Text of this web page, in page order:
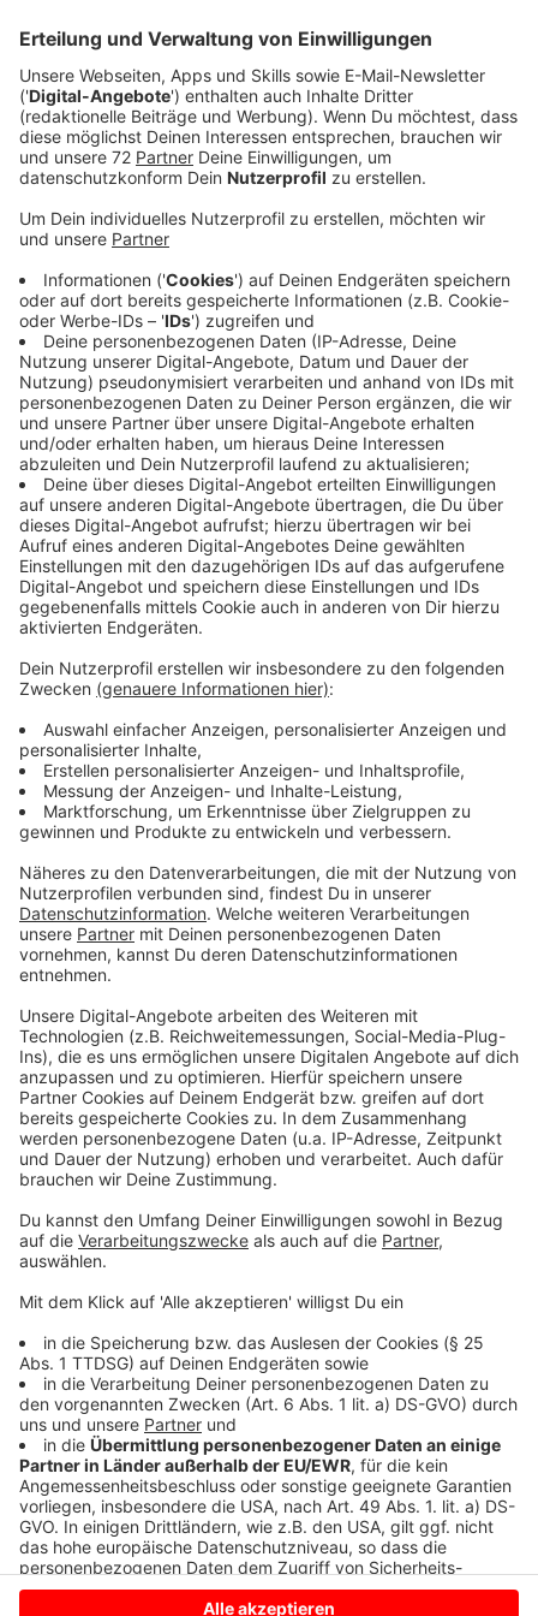
Anzeige
Papierkram und Personalmangel
Anzeige
Hebammen selbst ärgern sich über viel Papierkram und
hohe Versicherungskosten. Das schreckt den
Hebammen-Nachwuchs ab, sagt Gwendolyn Vogt aus
Appelhülsen, die Vorsitzende des Hebammenkreises
Coesfeld. Da seien zum einen die hohen Kosten der
Haftpflichtversicherung in der Freiberuflichkeit und
zum anderen der Personalmangel in den Kliniken.
Anzeige
Wochenbettpauschale: "Ein Hungerlohn"
Anzeige
Hebamme Julia Ickerodt aus Olfen hat noch einen
weiteren Punkt. Sie ärgert sich über die
Wochenbettpauschale von 40 Euro: "Für diese
Pauschale müssen wir alles an medizinischer
Versorgung gewährleisten, und dass
selbstverständlich noch vor Steuer und Versicherung."
An- und Abfahrten seien ebenfalls mit drin in der
Pauschale. "Letztlich ist das ein Hungerlohn für das,
was wir leisten", sagt Ickerodt.
Nächste Woche deutschlandweite Aktionen
Anzeige
In der kommenden Woche machen Hebammen in ganz
Deutschland auf sich aufmerksam. Sowohl angestellte
als auch freiberufliche Hebammen protestieren für
einen besseren Lohn und bessere Arbeitsbedingungen.
Anzeige
Anzeige